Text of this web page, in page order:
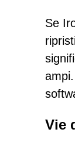
Se
Vie